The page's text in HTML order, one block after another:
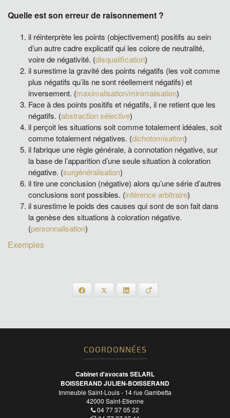
Quelle est son erreur de raisonnement ?
il réinterprète les points (objectivement) positifs au sein
d’un autre cadre explicatif qui les colore de neutralité,
voire de négativité. (disqualification)
il surestime la gravité des points négatifs (les voit comme
plus négatifs qu’ils ne sont réellement négatifs) et
inversement. (maximalisation/minimalisation)
Face à des points positifs et négatifs, il ne retient que les
négatifs. (abstraction sélective)
il perçoit les situations soit comme totalement idéales, soit
comme totalement négatives. (dichotomisation)
il fabrique une règle générale, à connotation négative, sur
la base de l’apparition d’une seule situation à coloration
négative. (surgénéralisation)
il tire une conclusion (négative) alors qu’une série d’autres
conclusions sont possibles. (inférence arbitraire)
il surestime le poids des causes qui sont de son fait dans
la genèse des situations à coloration négative.
(personnalisation)
Exemples
Facebook LinkedIn
COORDONNÉES
Cabinet d'avocats SELARL
BOISSERAND JULIEN-BOISSERAND
Immeuble Saint-Louis - 14 rue Gambetta
42000 Saint-Etienne
04 77 37 05 22